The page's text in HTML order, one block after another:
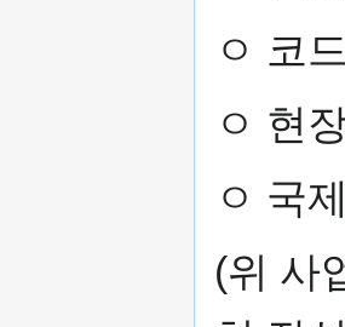
ㅇ 코
ㅇ 현
ㅇ 국
(위 사